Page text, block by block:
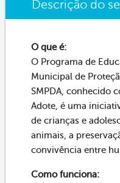
Descrição do
O que é:
O Programa de
Municipal de
SMPDA, conhecido
Adote, é uma
de crianças e
animais, a
convivência entre
Como funciona: